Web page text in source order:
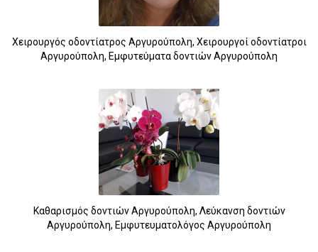
Χειρουργός οδοντίατρος Αργυρούπολη, Χειρουργοί οδοντίατροι
Αργυρούπολη, Εμφυτεύματα δοντιών Αργυρούπολη
Καθαρισμός δοντιών Αργυρούπολη, Λεύκανση δοντιών
Αργυρούπολη, Εμφυτευματολόγος Αργυρούπολη